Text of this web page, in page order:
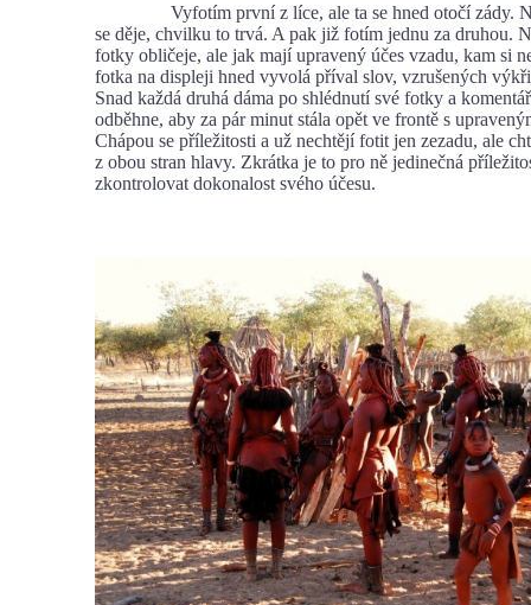
Vyfotím první z líce, ale ta se hned otočí zády.
se děje, chvilku to trvá. A pak již fotím jednu za druhou.
fotky obličeje, ale jak mají upravený účes vzadu, kam si
fotka na displeji hned vyvolá příval slov, vzrušených
Snad každá druhá dáma po shlédnutí své fotky a
odběhne, aby za pár minut stála opět ve frontě s
Chápou se příležitosti a už nechtějí fotit jen zezadu, ale
z obou stran hlavy. Zkrátka je to pro ně jedinečná
zkontrolovat dokonalost svého účesu.